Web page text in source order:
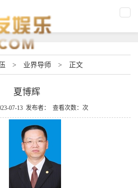
> 业界导师 > 正文
夏博辉
07-13 发布者： 查看次数：次